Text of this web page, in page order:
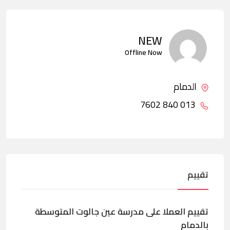
NEW
Offline Now
الدمام
تقييم
تقييم العملا على مدرسة عين جالوت المتوسطة
بالدمام